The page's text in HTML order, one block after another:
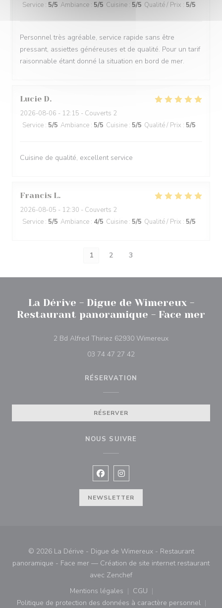
Service : 5/5 Ambiance : 5/5 Cuisine : 5/5 Qualité / Prix : 5/5
Personnel très agréable, service rapide sans être
pressant, assiettes généreuses et de qualité. Pour un tarif
raisonnable étant donné la situation en bord de mer.
Lucie D
2026-08-06 - 12:15 - Couverts 2
Service : 5/5 Ambiance : 5/5 Cuisine : 5/5 Qualité / Prix : 5/5
Cuisine de qualité, excellent service
Francis L
2026-08-05 - 12:30 - Couverts 2
Service : 5/5 Ambiance : 4/5 Cuisine : 5/5 Qualité / Prix : 5/5
1 2 3
La Dérive - Digue de Wimereux -
Restaurant panoramique - Face mer
2 Bd Alfred Thiriez 62930 Wimereux((ouvre une
03 74 47 27 42
RÉSERVATION
RÉSERVER
NOUS SUIVRE
Facebook ((ouvre une nouvelle
Instagram ((ouvre une
NEWSLETTER
© 2026 La Dérive - Digue de Wimereux - Restaurant
panoramique - Face mer — Création de site internet restaurant
avec Zenchef((ouvre une nouvelle
Mentions légales
((ouvre une nouvelle fenêtre))
CGU
((ouvre une nouvelle
Politique de protection des données à caractère personnel